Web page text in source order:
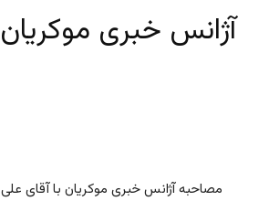
آژانس خبری
مصاحبه آژانس خبری موکریان با آقای